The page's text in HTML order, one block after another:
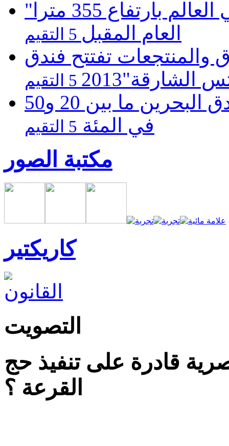
"ماريوت" تفتتح أطول فندق في العالم بارتفاع 355 مترا
العام المقبل
والمنتجعات تفتتح فندق
الديلمى : ارتفاع نسبة اشغال فنادق البحرين ما بين 20 و50
في المئة 5 التقيم
مكتبة الصور
كاريكتير
التصويت
قادرة على تنفيذ حج
القرعة ؟